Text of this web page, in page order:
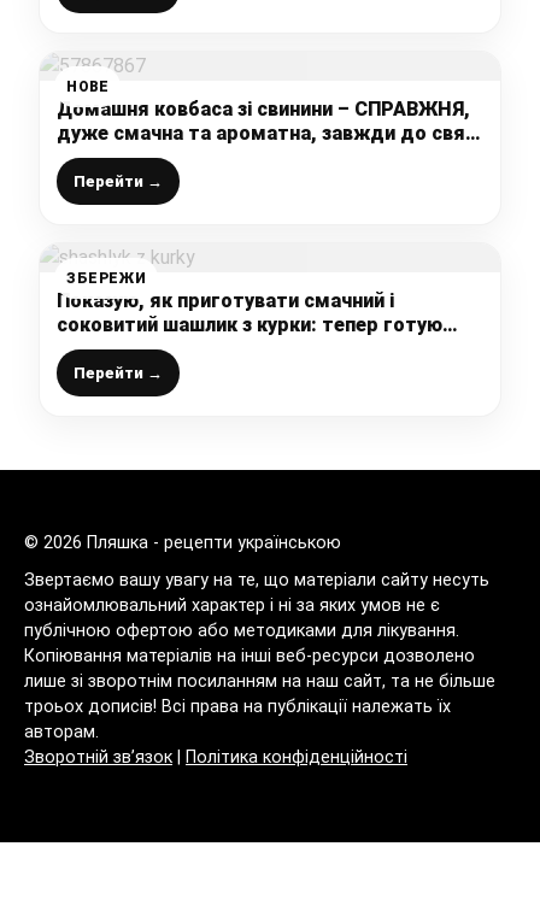
НОВЕ
Домашня ковбаса зі свинини – СПРАВЖНЯ,
дуже смачна та ароматна, завжди до свят
готую цю домашню смакоту
Перейти →
ЗБЕРЕЖИ
Показую, як приготувати смачний і
соковитий шашлик з курки: тепер готую
лише так, ділюсь рецептом
Перейти →
© 2026 Пляшка - рецепти українською
Звертаємо вашу увагу на те, що матеріали сайту несуть
ознайомлювальний характер і ні за яких умов не є
публічною офертою або методиками для лікування.
Копіювання матеріалів на інші веб-ресурси дозволено
лише зі зворотнім посиланням на наш сайт, та не більше
троьох дописів! Всі права на публікації належать їх
авторам.
Зворотній зв’язок
Політика конфіденційності